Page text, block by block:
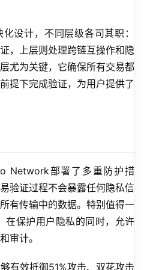
设计，不同层级各司其职：
，上层则处理跨链互操作和隐
尤为关键，它确保所有交易都
提下完成验证，为用户提供了
Network部署了多重防护措
验证过程不会暴露任何隐私信
有传输中的数据。特别值得一
在保护用户隐私的同时，允许
审计。
有效抵御51%攻击、双花攻击